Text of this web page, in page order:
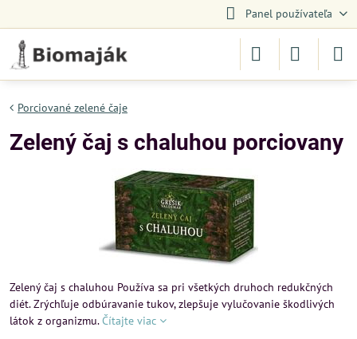
Panel používateľa
Porciované zelené čaje
Zelený čaj s chaluhou porciovany
Zelený čaj s chaluhou Používa sa pri všetkých druhoch redukčných
diét. Zrýchľuje odbúravanie tukov, zlepšuje vylučovanie škodlivých
látok z organizmu.Čítajte viac